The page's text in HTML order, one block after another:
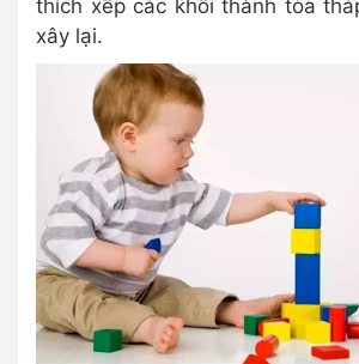
thích xếp các khối thành tòa
xây lại.